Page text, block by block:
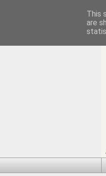
This
are